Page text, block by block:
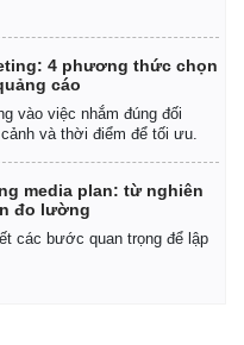
4 phương thức chọn
cáo
vào việc nhắm đúng đối
và thời điểm để tối ưu.
media plan: từ nghiên
đo lường
các bước quan trọng để lập